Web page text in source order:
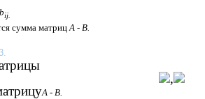
bij.
сумма матриц А - В.
,
А - В.